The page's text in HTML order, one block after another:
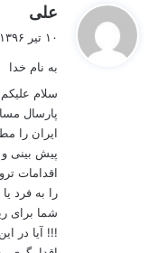
علی
۱۰ تیر ۱۳۹۶ در ۵:۵۱ ق٫ظ
به نام خدا
سلام
پارسال
ایران را
پیش بینی و
اقدامات
را به فرد
شما برای
!!! آیا در